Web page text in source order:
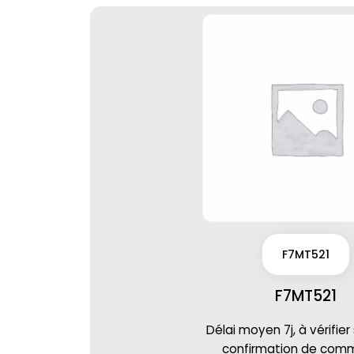
F7MT521
F7MT521
Délai moyen 7j, à
confirmation de